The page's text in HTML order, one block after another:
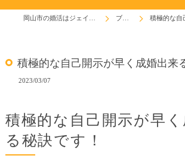
ブログ 積極的な自己
積極的な自己開示が早く成婚出来
2023/03/07
積極的な自己開示が早
る秘訣です！